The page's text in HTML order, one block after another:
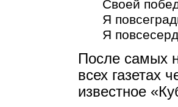
Своей
Я
Я
После самых
всех газетах
известное